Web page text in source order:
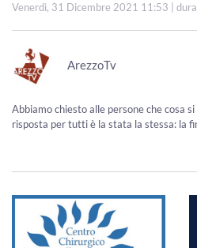
Venerdì, 31 Dicembre 2021 11:53 |
ArezzoTv
Abbiamo chiesto alle persone che cosa
risposta per tutti è la stata la stessa: la